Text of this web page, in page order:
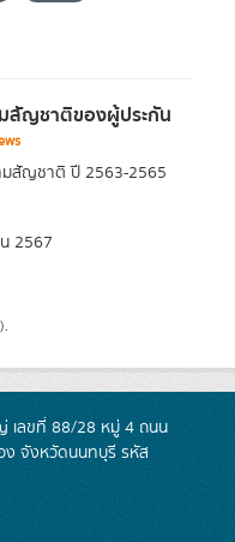
สัญชาติของผู้ประกัน
มสัญชาติ ปี 2563-2565
2567
).
เลขที่ 88/28 หมู่ 4 ถนน
ง จังหวัดนนทบุรี รหัส